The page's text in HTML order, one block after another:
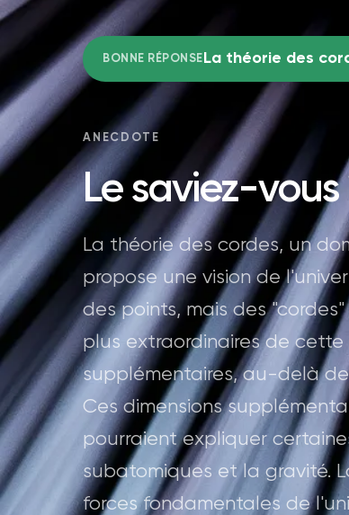
BONNE RÉPONSE La théorie des
ANECDOTE
Le saviez-vous
La théorie des cordes, un
propose une vision de
des points, mais des
plus extraordinaires de
supplémentaires, au-delà
Ces dimensions
pourraient expliquer
subatomiques et la gravité.
forces fondamentales de